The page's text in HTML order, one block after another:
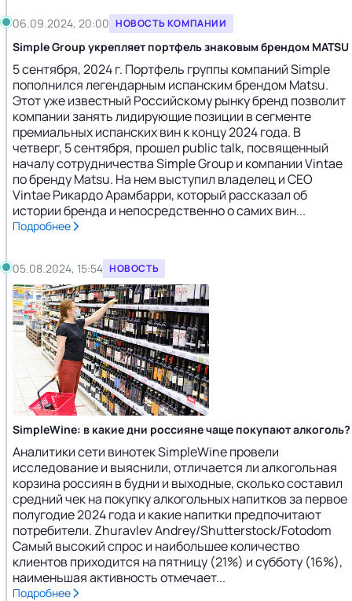
06.09.2024, 20:00 НОВОСТЬ КОМПАНИИ
Simple Group укрепляет портфель знаковым брендом MATSU
5 сентября, 2024 г. Портфель группы компаний Simple
пополнился легендарным испанским брендом Matsu.
Этот уже известный Российскому рынку бренд позволит
компании занять лидирующие позиции в сегменте
премиальных испанских вин к концу 2024 года. В
четверг, 5 сентября, прошел public talk, посвященный
началу сотрудничества Simple Group и компании Vintae
по бренду Matsu. На нем выступил владелец и CEO
Vintae Рикардо Арамбарри, который рассказал об
истории бренда и непосредственно о самих вин...
Подробнее
05.08.2024, 15:54 НОВОСТЬ
SimpleWine: в какие дни россияне чаще покупают алкоголь?
Аналитики сети винотек SimpleWine провели
исследование и выяснили, отличается ли алкогольная
корзина россиян в будни и выходные, сколько составил
средний чек на покупку алкогольных напитков за первое
полугодие 2024 года и какие напитки предпочитают
потребители. Zhuravlev Andrey/Shutterstock/Fotodom
Самый высокий спрос и наибольшее количество
клиентов приходится на пятницу (21%) и субботу (16%),
наименьшая активность отмечает...
Подробнее